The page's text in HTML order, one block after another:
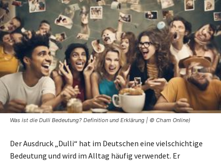
Was ist die Dulli Bedeutung? Definition und Erklärung | © Cham Online)
Der Ausdruck „Dulli“ hat im Deutschen eine vielschichtige
Bedeutung und wird im Alltag häufig verwendet. Er